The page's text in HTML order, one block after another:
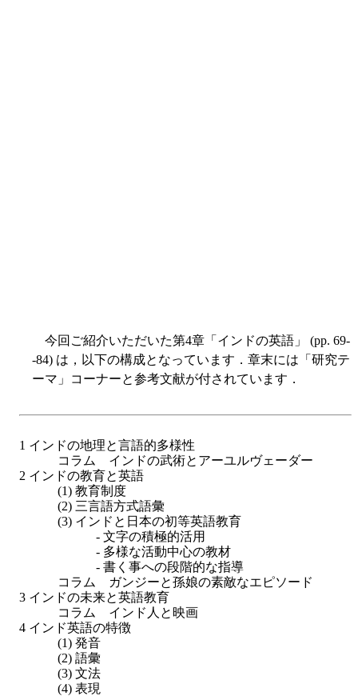
今回ご紹介いただいた第4章「インドの英語」 (pp. 69-
-84) は，以下の構成となっています．章末には「研究テ
ーマ」コーナーと参考文献が付されています．
1 インドの地理と言語的多様性
コラム インドの武術とアーユルヴェーダー
2 インドの教育と英語
(1) 教育制度
(2) 三言語方式語彙
(3) インドと日本の初等英語教育
- 文字の積極的活用
- 多様な活動中心の教材
- 書く事への段階的な指導
コラム ガンジーと孫娘の素敵なエピソード
3 インドの未来と英語教育
コラム インド人と映画
4 インド英語の特徴
(1) 発音
(2) 語彙
(3) 文法
(4) 表現